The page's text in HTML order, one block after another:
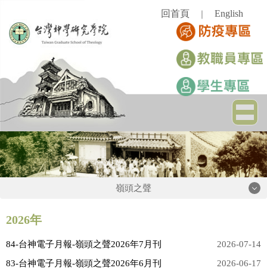
主
區
回首頁 English
嶺頭之聲
2026年
84-台神電子月報-嶺頭之聲2026年7月刊
2026-07-14
83-台神電子月報-嶺頭之聲2026年6月刊
2026-06-17